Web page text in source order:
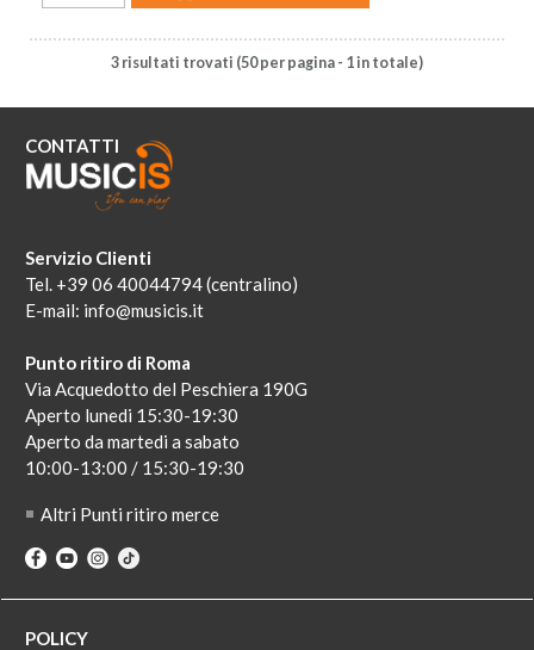
3 risultati trovati (50 per pagina - 1 in totale)
CONTATTI
Servizio Clienti
Tel. +39 06 40044794 (centralino)
E-mail: info@musicis.it
Punto ritiro di Roma
Via Acquedotto del Peschiera 190G
Aperto lunedi 15:30-19:30
Aperto da martedi a sabato
10:00-13:00 / 15:30-19:30
Altri Punti ritiro merce
POLICY